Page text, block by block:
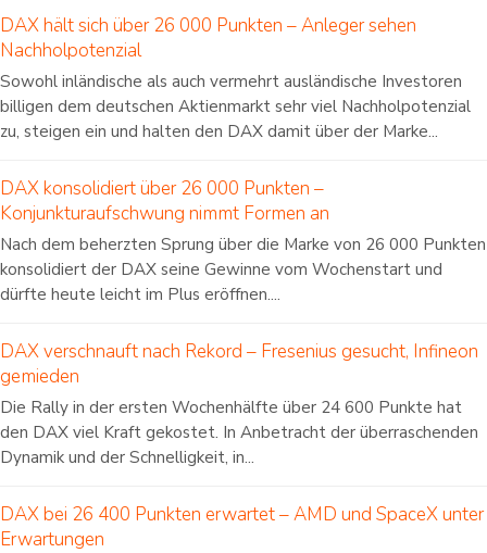
DAX hält sich über 26 000 Punkten – Anleger sehen
Nachholpotenzial
Sowohl inländische als auch vermehrt ausländische Investoren
billigen dem deutschen Aktienmarkt sehr viel Nachholpotenzial
zu, steigen ein und halten den DAX damit über der Marke...
DAX konsolidiert über 26 000 Punkten –
Konjunkturaufschwung nimmt Formen an
Nach dem beherzten Sprung über die Marke von 26 000 Punkten
konsolidiert der DAX seine Gewinne vom Wochenstart und
dürfte heute leicht im Plus eröffnen....
DAX verschnauft nach Rekord – Fresenius gesucht, Infineon
gemieden
Die Rally in der ersten Wochenhälfte über 24 600 Punkte hat
den DAX viel Kraft gekostet. In Anbetracht der überraschenden
Dynamik und der Schnelligkeit, in...
DAX bei 26 400 Punkten erwartet – AMD und SpaceX unter
Erwartungen